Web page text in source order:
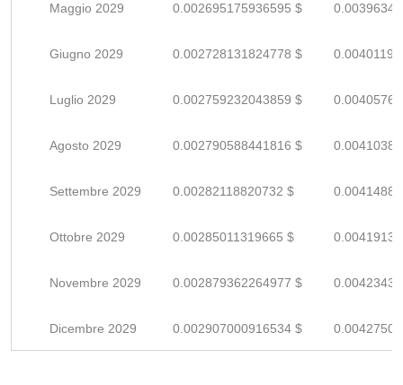
Maggio 2029 0.002695175936595 $
Giugno 2029 0.002728131824778 $
Luglio 2029 0.002759232043859 $
Agosto 2029 0.002790588441816 $
Settembre 2029 0.00282118820732 $
Ottobre 2029 0.00285011319665 $
Novembre 2029 0.002879362264977 $
Dicembre 2029 0.002907000916534 $